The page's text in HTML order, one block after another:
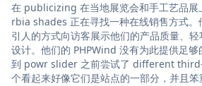
在 publicizing 在当地展览会和手工艺品展
rbia shades 正在寻找一种在线销售方式
引人的方式向访客展示他们的产品质量、
设计。他们的 PHPWind 没有为此提供足
到 powr slider 之前尝试了 different
个看起来好像它们是站点的一部分，并且笨